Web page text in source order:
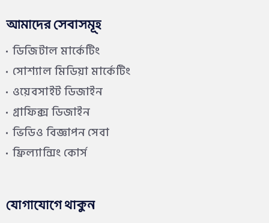
আমাদের সেবাসমূহ
ডিজিটাল মার্কেটিং
সোশ্যাল মিডিয়া মার্কেটিং
ওয়েবসাইট ডিজাইন
গ্রাফিক্স ডিজাইন
ভিডিও বিজ্ঞাপন সেবা
ফ্রিল্যান্সিং কোর্স
যোগাযোগে থাকুন